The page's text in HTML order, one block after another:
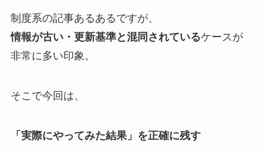
制度系の記事あるあるですが、
情報が古い・更新基準と混同されているケースが
非常に多い印象。
そこで今回は、
「実際にやってみた結果」を正確に残す